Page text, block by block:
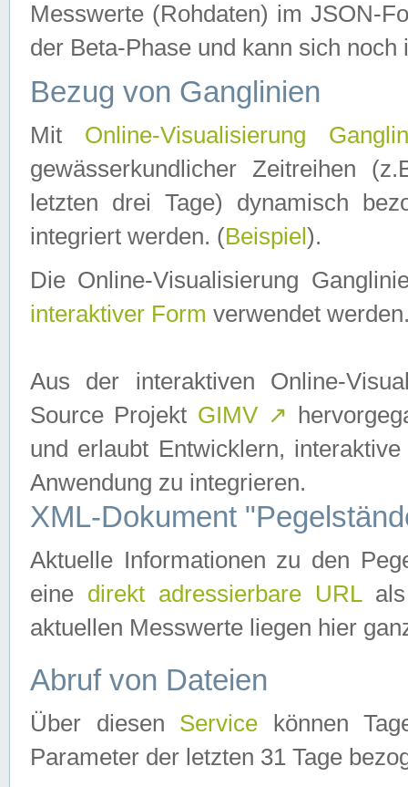
Messwerte (Rohdaten) im JSON-
der Beta-Phase und kann sich noch
Bezug von Ganglinien
Mit Online-Visualisierung
gewässerkundlicher Zeitreihen
letzten drei Tage) dynamisch
integriert werden. (Beispiel ).
Die Online-Visualisierung
interaktiver Form verwendet
Aus der interaktiven Online-
Source Projekt GIMV ↗
und erlaubt Entwicklern,
Anwendung zu integrieren.
XML-Dokument
Aktuelle Informationen zu den
eine direkt adressierbare URLals
aktuellen Messwerte liegen hier
Abruf von Dateien
Über diesen Service können
Parameter der letzten 31 Tage